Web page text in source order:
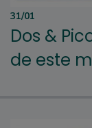
31/01
Dos &
de este